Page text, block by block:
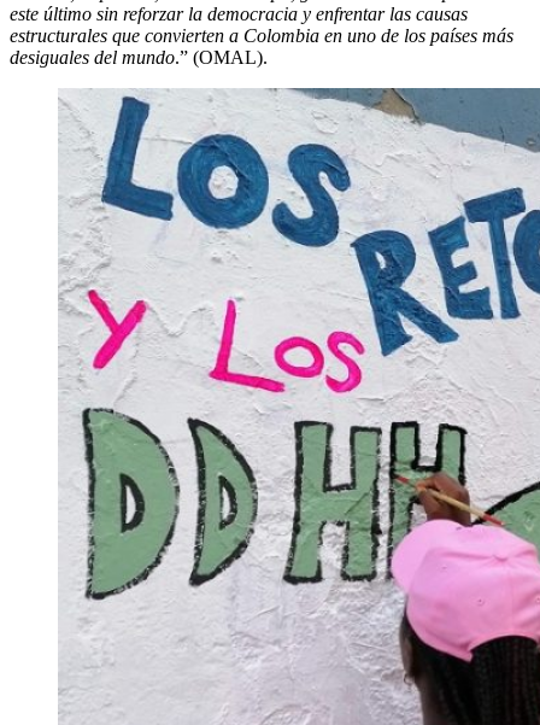
este último sin reforzar la democracia y enfrentar las causas
estructurales que convierten a Colombia en uno de los países más
desiguales del mundo.” (OMAL).